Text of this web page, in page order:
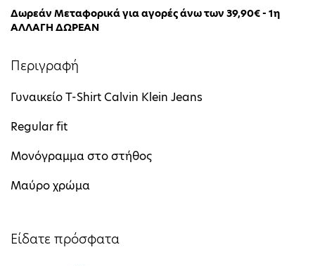
Δωρεάν Μεταφορικά για αγορές άνω των 39,90€ - 1η
ΑΛΛΑΓΗ ΔΩΡΕΑΝ
Περιγραφή
Γυναικείο T-Shirt Calvin Klein Jeans
Regular fit
Μονόγραμμα στο στήθος
Μαύρο χρώμα
Είδατε πρόσφατα